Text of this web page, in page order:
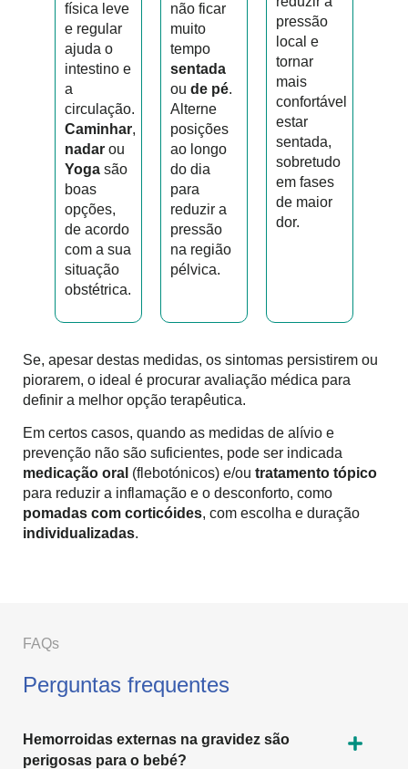
física leve
e regular
ajuda o
intestino e
a
circulação.
Caminhar,
nadar ou
Yoga são
boas
opções,
de acordo
com a sua
situação
obstétrica.
não ficar
muito
tempo
sentada
ou de pé.
Alterne
posições
ao longo
do dia
para
reduzir a
pressão
na região
pélvica.
pressão
local e
tornar
mais
confortável
estar
sentada,
sobretudo
em fases
de maior
dor.
Se, apesar destas medidas, os sintomas persistirem ou
piorarem, o ideal é procurar avaliação médica para
definir a melhor opção terapêutica.
Em certos casos, quando as medidas de alívio e
prevenção não são suficientes, pode ser indicada
medicação oral (flebotónicos) e/ou tratamento tópico
para reduzir a inflamação e o desconforto, como
pomadas com corticóides, com escolha e duração
individualizadas.
FAQs
Perguntas frequentes
Hemorroidas externas na gravidez são
perigosas para o bebé?